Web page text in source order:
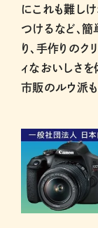
にこれも難し
つけるなど、
り、手作りのク
ィなおいしさを
市販のルウ派も